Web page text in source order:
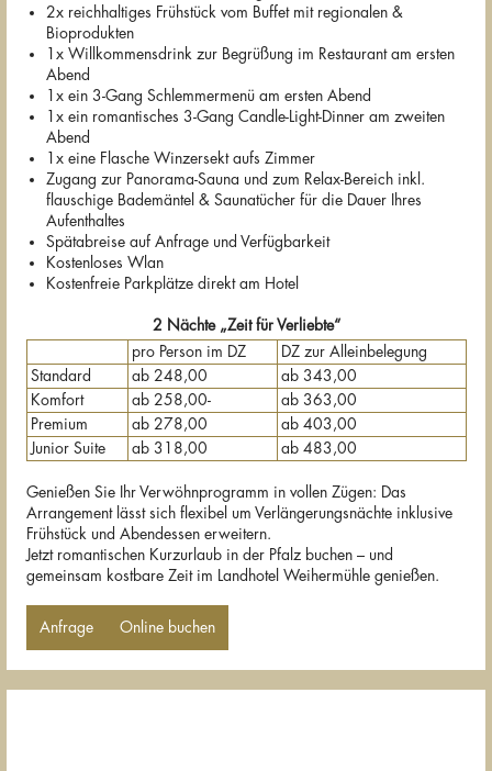
2x reichhaltiges Frühstück vom Buffet mit regionalen &
Bioprodukten
1x Willkommensdrink zur Begrüßung im Restaurant am ersten
Abend
1x ein 3-Gang Schlemmermenü am ersten Abend
1x ein romantisches 3-Gang Candle-Light-Dinner am zweiten
Abend
1x eine Flasche Winzersekt aufs Zimmer
Zugang zur Panorama-Sauna und zum Relax-Bereich inkl.
flauschige Bademäntel & Saunatücher für die Dauer Ihres
Aufenthaltes
Spätabreise auf Anfrage und Verfügbarkeit
Kostenloses Wlan
Kostenfreie Parkplätze direkt am Hotel
2 Nächte „Zeit für Verliebte“
pro Person im DZ
DZ zur Alleinbelegung
Standard
ab 248,00
ab 343,00
Komfort
ab 258,00-
ab 363,00
Premium
ab 278,00
ab 403,00
Junior Suite
ab 318,00 ab 483,00
Genießen Sie Ihr Verwöhnprogramm in vollen Zügen: Das
Arrangement lässt sich flexibel um Verlängerungsnächte inklusive
Frühstück und Abendessen erweitern.
Jetzt romantischen Kurzurlaub in der Pfalz buchen – und
gemeinsam kostbare Zeit im Landhotel Weihermühle genießen.
Anfrage Online buchen